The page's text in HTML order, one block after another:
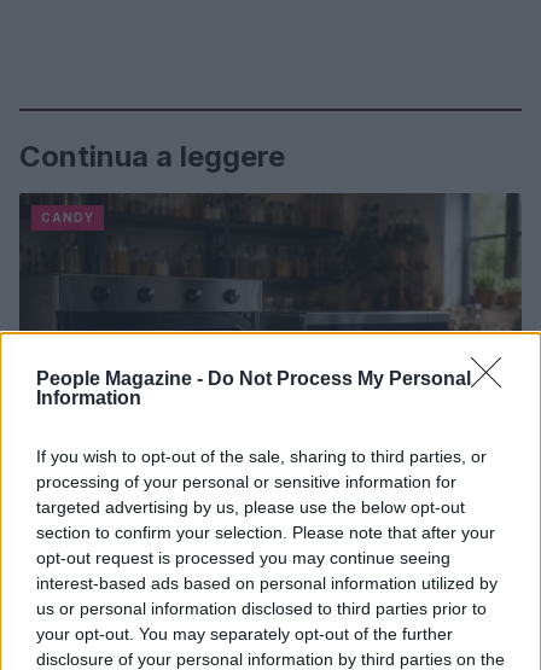
People Magazine - Do Not Process My Personal
Information
If you wish to opt-out of the sale, sharing to third parties, or
processing of your personal or sensitive information for
targeted advertising by us, please use the below opt-out
section to confirm your selection. Please note that after your
opt-out request is processed you may continue seeing
interest-based ads based on personal information utilized by
us or personal information disclosed to third parties prior to
your opt-out. You may separately opt-out of the further
disclosure of your personal information by third parties on the
Continua a leggere
CANDY
Forno e microonde Candy: guida pratica a cotture e
consumi
Cristian Castiglioni · 2 Ago 2026
CANDY